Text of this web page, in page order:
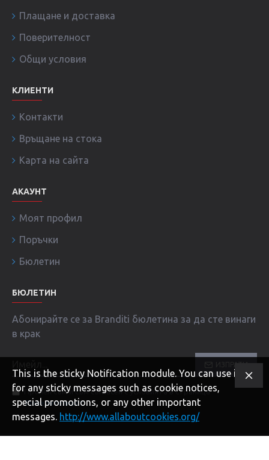
Плащане и доставка
Поверителност
Общи условия
КЛИЕНТИ
Контакти
Връщане на стока
Карта на сайта
АКАУНТ
Моят профил
Поръчки
Бюлетин
БЮЛЕТИН
Абонирайте се за Branditi бюлетина за да сте винаги
в крак
ИЗПРАТИ
Прочел съм и съм съгласен с условията в страница
Поверителност !
This is the sticky Notification module. You can use it
for any sticky messages such as cookie notices,
special promotions, or any other important
messages. http://www.allaboutcookies.org/